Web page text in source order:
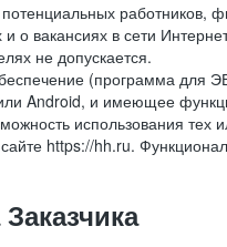
о вакансиях в сети
не допускается.
(программа для
Android, и имеющее
использования
https://hh.ru.